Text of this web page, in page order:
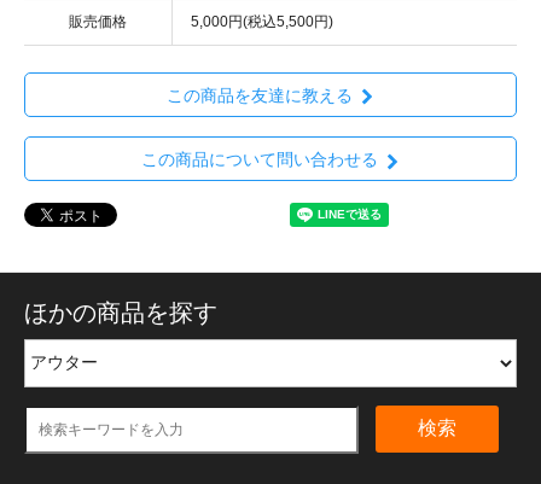
販売価格 5,000円(税込5,500円)
この商品を友達に教える
この商品について問い合わせる
ほかの商品を探す
検索